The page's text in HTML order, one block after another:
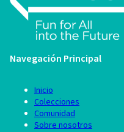
Navegación Principal
Inicio
Colecciones
Comunidad
Sobre nosotros